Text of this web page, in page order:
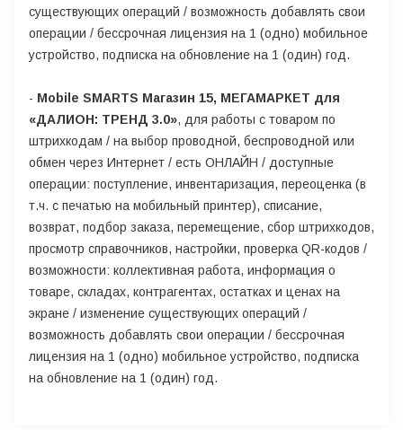
существующих операций / возможность добавлять свои
операции / бессрочная лицензия на 1 (одно) мобильное
устройство, подписка на обновление на 1 (один) год.
- Mobile SMARTS Магазин 15, МЕГАМАРКЕТ для
«ДАЛИОН: ТРЕНД 3.0», для работы с товаром по
штрихкодам / на выбор проводной, беспроводной или
обмен через Интернет / есть ОНЛАЙН / доступные
операции: поступление, инвентаризация, переоценка (в
т.ч. с печатью на мобильный принтер), списание,
возврат, подбор заказа, перемещение, сбор штрихкодов,
просмотр справочников, настройки, проверка QR-кодов /
возможности: коллективная работа, информация о
товаре, складах, контрагентах, остатках и ценах на
экране / изменение существующих операций /
возможность добавлять свои операции / бессрочная
лицензия на 1 (одно) мобильное устройство, подписка
на обновление на 1 (один) год.